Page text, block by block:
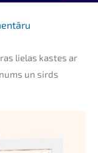
lielas kastes ar
un sirds